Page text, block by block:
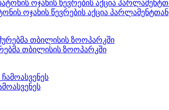
ოჯახის წევრების აქცია პარლამენტთან
თბილისის ზოოპარკში